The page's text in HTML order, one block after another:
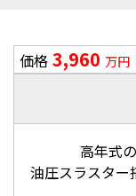
価格 3,960 万円
高年式
油圧スラスタ